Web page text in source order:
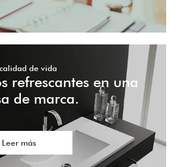
de vida
refrescantes en una
de marca.
Leer más